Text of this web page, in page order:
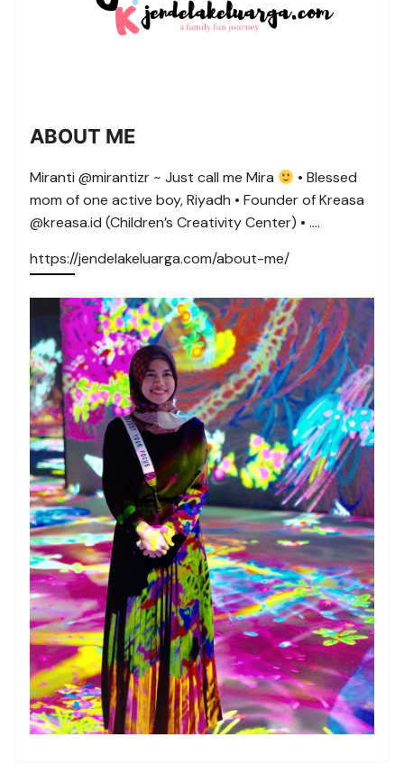
ABOUT ME
Miranti @mirantizr ~ Just call me Mira
• Blessed
mom of one active boy, Riyadh • Founder of Kreasa
@kreasa.id (Children’s Creativity Center) • ….
https://jendelakeluarga.com/about-me/